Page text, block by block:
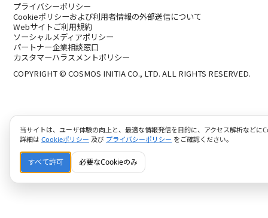
プライバシーポリシー
Cookieポリシーおよび利用者情報の外部送信について
Webサイトご利用規約
ソーシャルメディアポリシー
パートナー企業相談窓口
カスタマーハラスメントポリシー
COPYRIGHT © COSMOS INITIA CO., LTD. ALL RIGHTS RESERVED.
当サイトは、ユーザ体験の向上と、最適な情報発信を目的に、アクセス解析などに
詳細は Cookieポリシー 及び プライバシーポリシー をご確認ください。
すべて許可 必要なCookieのみ